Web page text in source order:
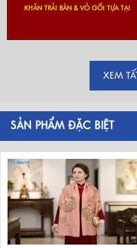
KHĂN TRẢI BÀN & VỎ GỐI TỰA TẠI
XEM
SẢN PHẨM ĐẶC BIỆT